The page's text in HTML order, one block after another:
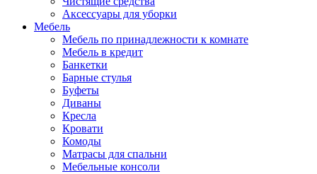
Аксессуары для уборки
Мебель
Мебель по принадлежности к комнате
Мебель в кредит
Банкетки
Барные стулья
Буфеты
Диваны
Кресла
Кровати
Комоды
Матрасы для спальни
Мебельные консоли